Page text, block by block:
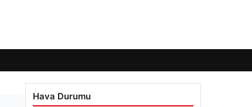
Hava Durumu